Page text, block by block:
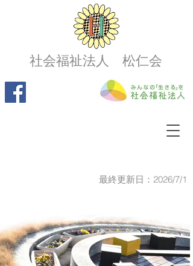
社会福祉法人 松仁会
最終更新日：2026/7/1